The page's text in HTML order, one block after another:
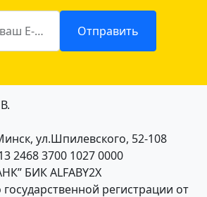
Введите ваш E-mail Отправить
ул.Шпилевского, 52-108
2468 3700 1027 0000
БИК ALFABY2X
регистрации от